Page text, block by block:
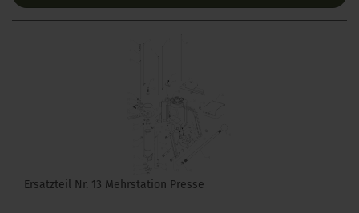
Ersatzteil Nr. 13 Mehrstation Presse